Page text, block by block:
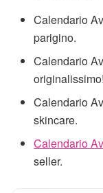
Calendario
parigino.
Calendario
originalissimo!
Calendario
skincare.
Calendario
seller.